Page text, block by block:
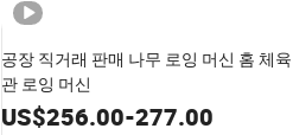
공장 직거래 판매 나무 로잉 머신 홈 체육
관 로잉 머신
US$256.00-277.00